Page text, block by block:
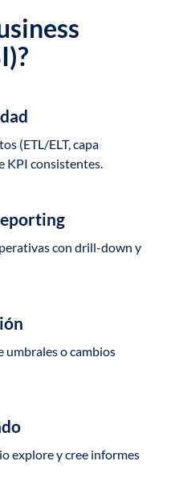
(ETL/ELT, capa
KPI consistentes.
con drill-down y
umbrales o cambios
explore y cree informes